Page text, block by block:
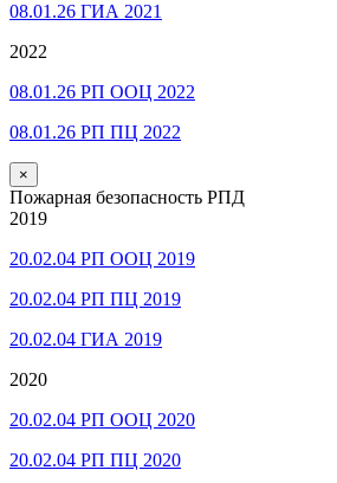
08.01.26 ГИА 2021
2022
08.01.26 РП ООЦ 2022
08.01.26 РП ПЦ 2022
×
Пожарная безопасность РПД
2019
20.02.04 РП ООЦ 2019
20.02.04 РП ПЦ 2019
20.02.04 ГИА 2019
2020
20.02.04 РП ООЦ 2020
20.02.04 РП ПЦ 2020